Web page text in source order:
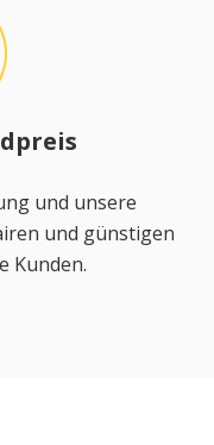
und unsere
und günstigen
Kunden.